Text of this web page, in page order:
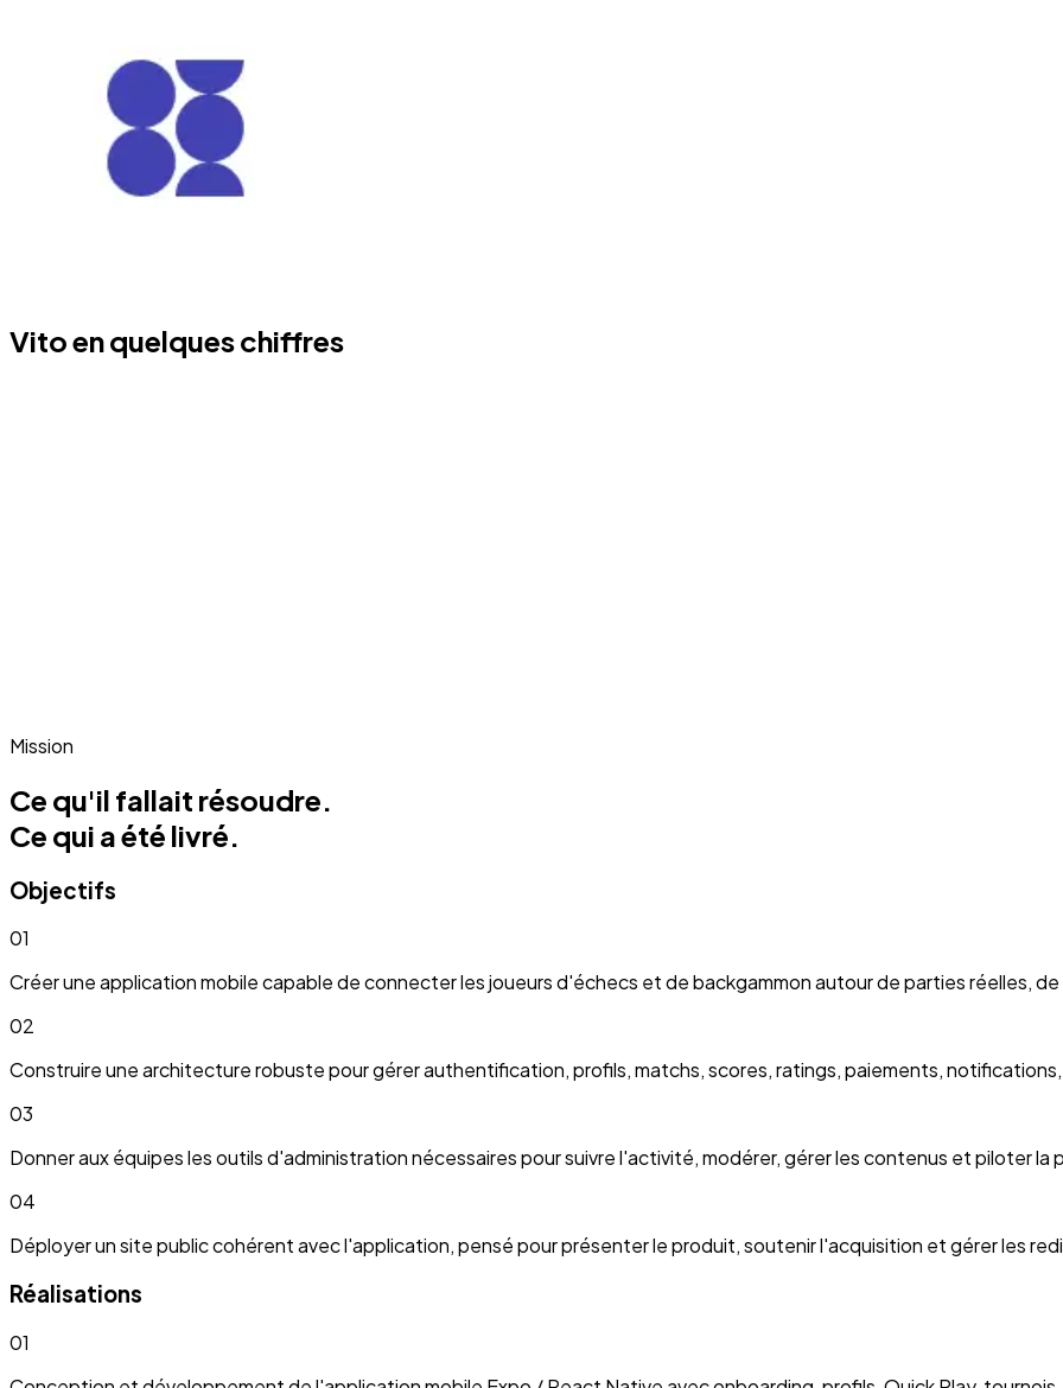
Vito en quelques chiffres
Mission
Ce qu'il fallait résoudre.
Ce qui a été livré.
Objectifs
01
Créer une application mobile capable de connecter les joueurs d'échecs et de backgammon autour de parties réelles,
02
Construire une architecture robuste pour gérer authentification, profils, matchs, scores, ratings, paiements,
03
Donner aux équipes les outils d'administration nécessaires pour suivre l'activité, modérer, gérer les contenus et piloter la
04
Déployer un site public cohérent avec l'application, pensé pour présenter le produit, soutenir l'acquisition et gérer les
Réalisations
01